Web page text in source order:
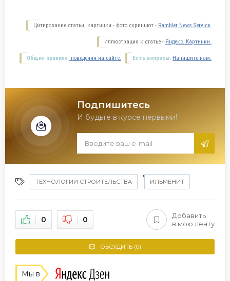
Цитирование статьи, картинки - фото скриншот - Rambler News Service.
Иллюстрация к статье - Яндекс. Картинки.
Есть вопросы. Напишите нам.
Общие правила поведения на сайте.
Подпишитесь
И будьте в курсе первыми!
ТЕХНОЛОГИИ СТРОИТЕЛЬСТВА
,
ИЛЬМЕНИТ
0 0
Добавить
в мою ленту
ОБСУДИТЬ (0)
Мы в